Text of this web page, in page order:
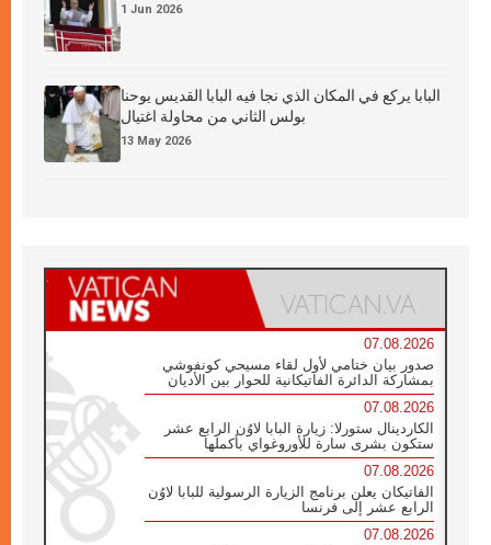
1 Jun 2026
البابا يركع في المكان الذي نجا فيه البابا القديس يوحنا
بولس الثاني من محاولة اغتيال
13 May 2026
07.08.2026
صدور بيان ختامي لأول لقاء مسيحي كونفوشي
بمشاركة الدائرة الفاتيكانية للحوار بين الأديان
07.08.2026
الكاردينال ستورلا: زيارة البابا لاوُن الرابع عشر
ستكون بشرى سارة للأوروغواي بأكملها
07.08.2026
الفاتيكان يعلن برنامج الزيارة الرسولية للبابا لاوُن
الرابع عشر إلى فرنسا
07.08.2026